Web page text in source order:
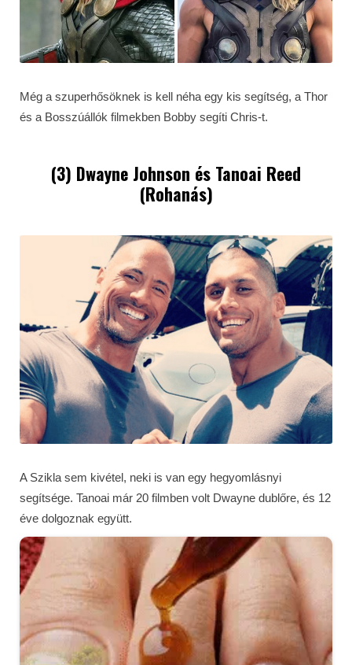
Még a szuperhősöknek is kell néha egy kis segítség, a Thor
és a Bosszúállók filmekben Bobby segíti Chris-t.
(3) Dwayne Johnson és Tanoai Reed
(Rohanás)
A Szikla sem kivétel, neki is van egy hegyomlásnyi
segítsége. Tanoai már 20 filmben volt Dwayne dublőre, és 12
éve dolgoznak együtt.